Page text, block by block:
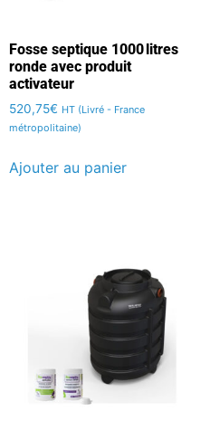
Fosse septique 1000 litres
ronde avec produit
activateur
520,75€ HT (Livré - France
métropolitaine)
Ajouter au panier